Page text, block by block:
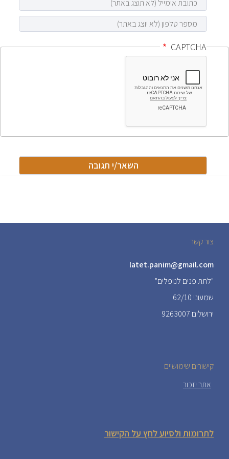
CAPTCHA
צור קשר
latet.panim@gmail.com
"לתת פנים לנופלים"
שמעוני 62/10
ירושלים 9263007
קישורים שימושיים
אתר יזכור
לתרומות ולסיוע לחץ על הקישור